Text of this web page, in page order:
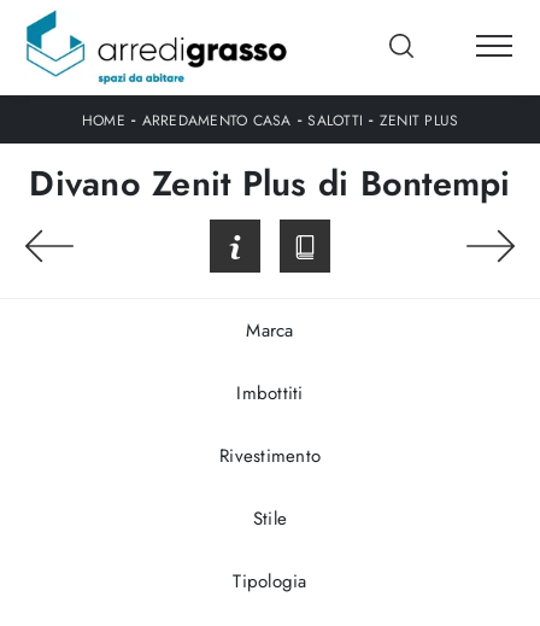
HOME - ARREDAMENTO CASA -SALOTTI - ZENIT PLUS
Divano Zenit Plus di Bontempi
Marca
Imbottiti
Rivestimento
Stile
Tipologia